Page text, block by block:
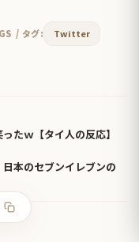
/ タグ:
Twitter
たｗ【タイ人の反応】
本のセブンイレブンの